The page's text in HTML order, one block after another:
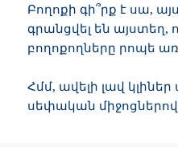
Բողոքի գի՞րք է սա,
գրանցվել են այստեղ,
բողոքողները րոպե
Հմմ, ավելի լավ կլիներ
սեփական